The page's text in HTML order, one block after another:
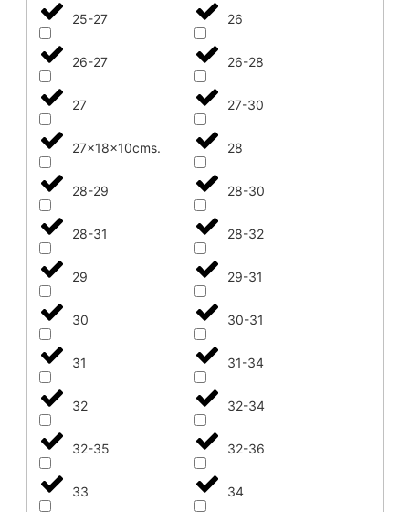
25-27 26
26-27 26-28
27 27-30
27x18x10cms. 28
28-29 28-30
28-31 28-32
29 29-31
30 30-31
31 31-34
32 32-34
32-35 32-36
33 34